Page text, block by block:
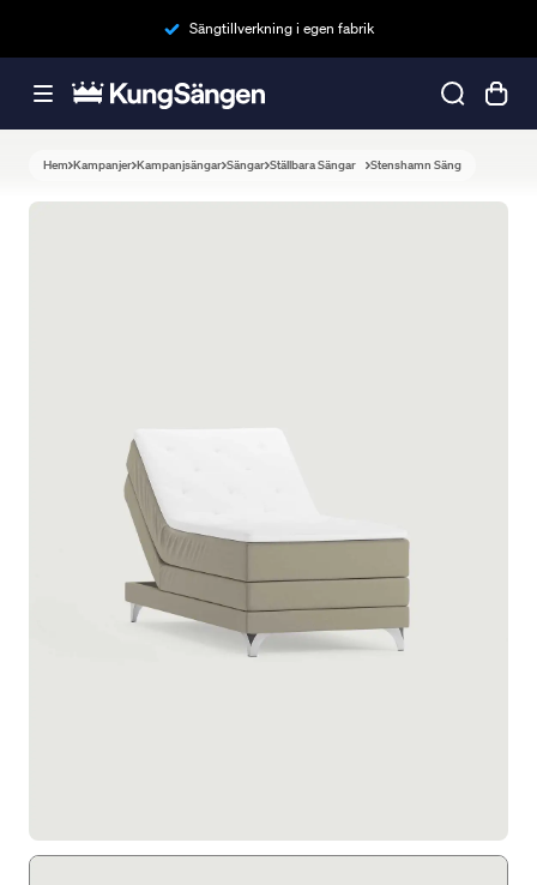
Sängtillverkning i egen fabrik
Hem Kampanjer Kampanjsängar Sängar Ställbara Sängar Stenshamn Säng